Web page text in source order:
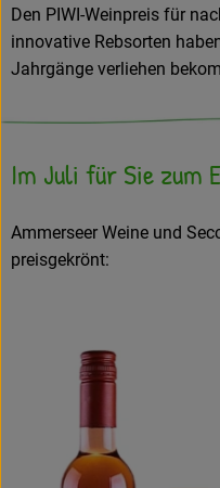
Den PIWI-Weinpreis für
innovative Rebsorten
Jahrgänge verliehen
Im Juli für Sie zum
Ammerseer Weine und
preisgekrönt: